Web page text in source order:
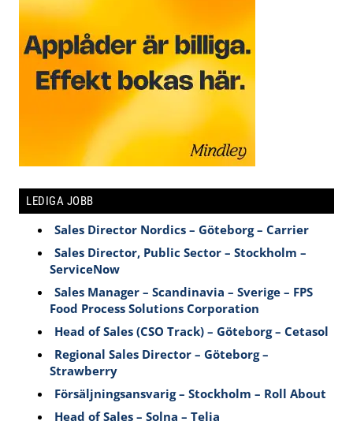
LEDIGA JOBB
Sales Director Nordics – Göteborg – Carrier
Sales Director, Public Sector – Stockholm –
ServiceNow
Sales Manager – Scandinavia – Sverige – FPS
Food Process Solutions Corporation
Head of Sales (CSO Track) – Göteborg – Cetasol
Regional Sales Director – Göteborg –
Strawberry
Försäljningsansvarig – Stockholm – Roll About
Head of Sales – Solna – Telia